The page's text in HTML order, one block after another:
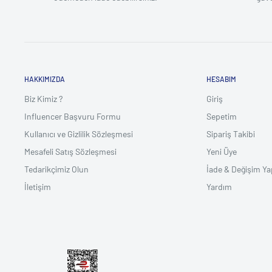
HAKKIMIZDA
Biz Kimiz ?
Influencer Başvuru Formu
Kullanıcı ve Gizlilik Sözleşmesi
Mesafeli Satış Sözleşmesi
Tedarikçimiz Olun
İletişim
HESABIM
Giriş
Sepetim
Sipariş Takibi
Yeni Üye
İade & Değişim
Yardım